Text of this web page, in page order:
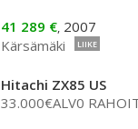
41 289 €, 2007
Kärsämäki
LIIKE
Hitachi ZX85 US
33.000€ALV0 RAHOITUS/LEASING